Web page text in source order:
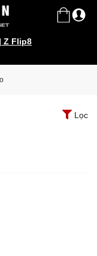
Z Flip8
Lọc